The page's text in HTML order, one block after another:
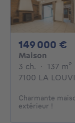
149 000 €
Maison
3 ch. 3 chambres
· 137 m²
7100 LA
Charmante
extérieur !